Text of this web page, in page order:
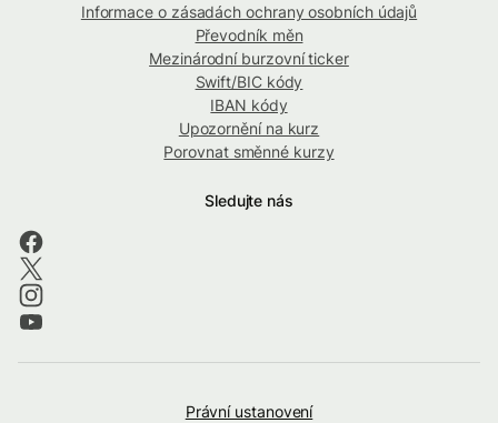
Informace o zásadách ochrany osobních údajů
Převodník měn
Mezinárodní burzovní ticker
Swift/BIC kódy
IBAN kódy
Upozornění na kurz
Porovnat směnné kurzy
Sledujte nás
Právní ustanovení